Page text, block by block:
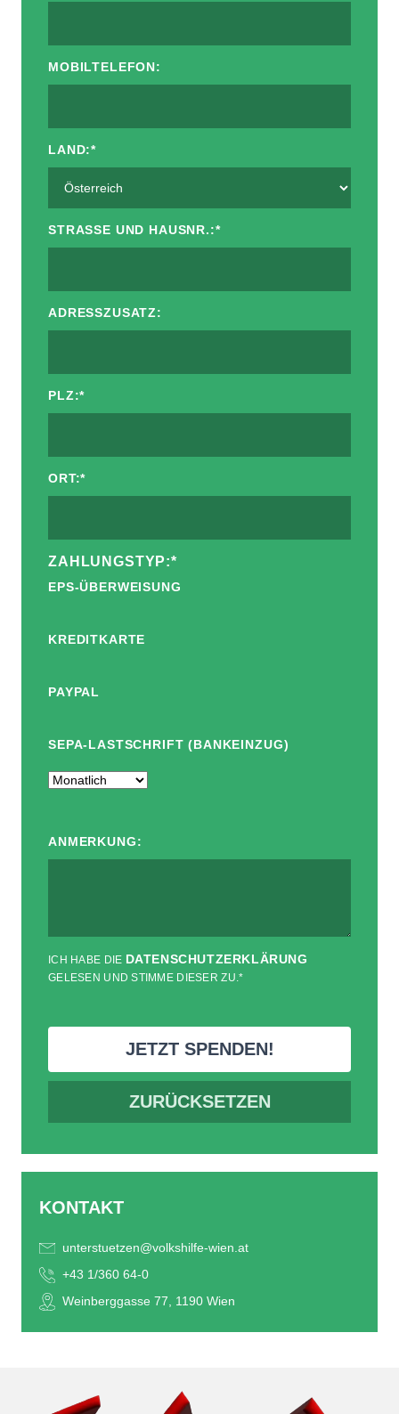
MOBILTELEFON:
LAND:*
STRASSE UND HAUSNR.: *
ADRESSZUSATZ:
PLZ:*
ORT:*
ZAHLUNGSTYP:*
EPS-ÜBERWEISUNG
KREDITKARTE
PAYPAL
SEPA-LASTSCHRIFT (BANKEINZUG)
ANMERKUNG:
ICH HABE DIE DATENSCHUTZERKLÄRUNG
GELESEN UND STIMME DIESER ZU.*
KONTAKT
unterstuetzen@volkshilfe-wien.at
+43 1/360 64-0
Weinberggasse 77, 1190 Wien